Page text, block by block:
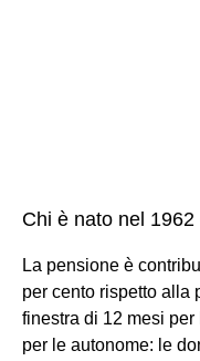
Chi è nato nel
La pensione è
per cento rispetto alla
finestra di 12 mesi
per le autonome: le